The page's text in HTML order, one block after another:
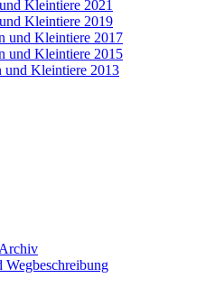
Kleintiere 2021
Kleintiere 2019
und Kleintiere 2017
und Kleintiere 2015
und Kleintiere 2013
Wegbeschreibung